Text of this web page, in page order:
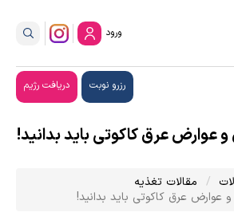
ورود
رزرو نوبت دریافت رژیم
عوارض عرق ‌کاکوتی باید بدانید!
مقالات تغذیه
عوارض عرق ‌کاکوتی باید بدانید!